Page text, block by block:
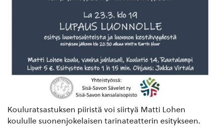
Kouluratsastuksen piiristä voi siirtyä Matti Lohen
koululle suonenjokelaisen tarinateatterin esitykseen.